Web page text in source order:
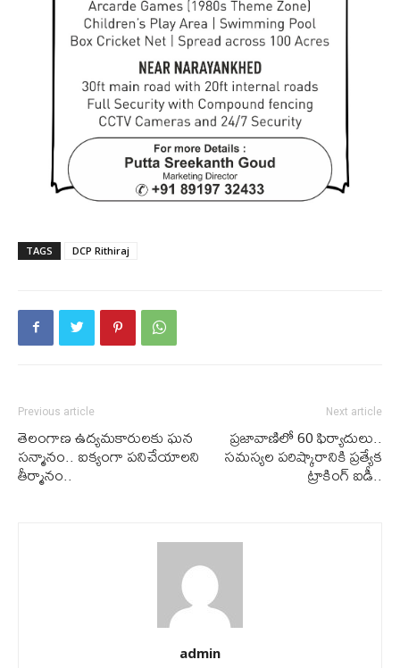
TAGS DCP Rithiraj
Previous article
తెలంగాణ ఉద్యమకారులకు ఘన
సన్మానం.. ఐక్యంగా పనిచేయాలని
తీర్మానం..
Next article
ప్రజావాణిలో 60 ఫిర్యాదులు..
సమస్యల పరిష్కారానికి ప్రత్యేక
ట్రాకింగ్ ఐడీ..
admin